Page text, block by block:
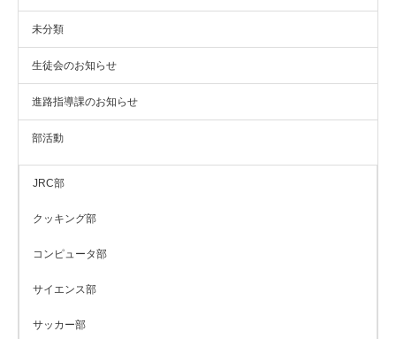
未分類
生徒会のお知らせ
進路指導課のお知らせ
部活動
JRC部
クッキング部
コンピュータ部
サイエンス部
サッカー部